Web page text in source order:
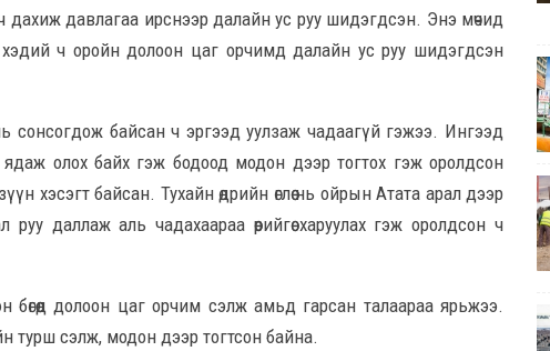
дахиж давлагаа ирснээр далайн ус руу шидэгдсэн. Энэ мөчид
ч оройн долоон цаг орчимд далайн ус руу шидэгдсэн
сонсогдож байсан ч эргээд уулзаж чадаагүй гэжээ. Ингээд
олох байх гэж бодоод модон дээр тогтох гэж оролдсон
хэсэгт байсан. Тухайн өдрийн өглөө нь ойрын Атата арал дээр
даллаж аль чадахаараа өөрийгөө харуулах гэж оролдсон ч
долоон цаг орчим сэлж амьд гарсан талаараа ярьжээ.
турш сэлж, модон дээр тогтсон байна.